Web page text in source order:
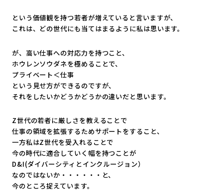
という価値観を持つ若者が増えていると言いますが、
これは、どの世代にも当てはまるように私は思います。
が、高い仕事への対応力を持つこと、
ホウレンソウダネを極めることで、
プライベート＜仕事
という見せ方ができるのですが、
それをしたいかどうかどうかの違いだと思います。
Z世代の若者に厳しさを教えることで
仕事の領域を拡張するためサポートをすること、
一方私はZ世代を受入れることで
今の時代に適合していく幅を持つことが
D&I(ダイバーシティとインクルージョン）
なのではないか・・・・・・と、
今のところ捉えています。